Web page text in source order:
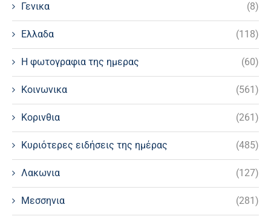
Γενικα (8)
Ελλαδα (118)
Η φωτογραφια της ημερας (60)
Κοινωνικα (561)
Κορινθια (261)
Κυριότερες ειδήσεις της ημέρας (485)
Λακωνια (127)
Μεσσηνια (281)